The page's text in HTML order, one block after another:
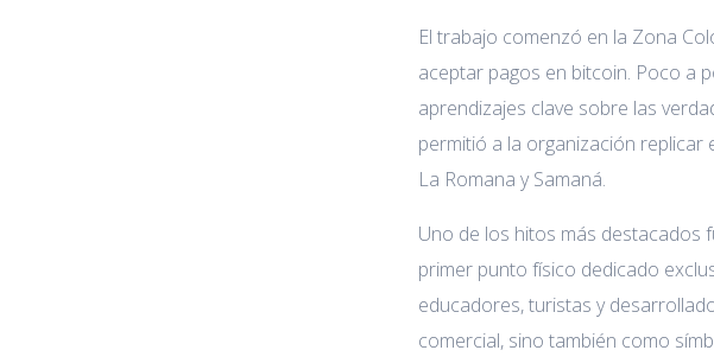
El trabajo comenzó en la Zona
aceptar pagos en bitcoin. Poco a
aprendizajes clave sobre las
permitió a la organización replicar
La Romana y Samaná.
Uno de los hitos más destacados
primer punto físico dedicado
educadores, turistas y
comercial, sino también como